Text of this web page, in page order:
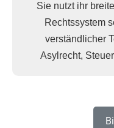
Sie nutzt ihr
Rechtssystem
verständlicher
Asylrecht,